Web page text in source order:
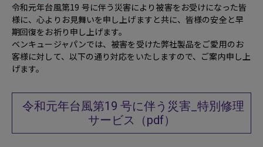
令和元年台風第19 号に伴う災害により被害をお受けになった皆
様に、心よりお見舞いを申し上げますと共に、皆様の安全と早
期回復をお祈り申し上げます。
ベンキュージャパンでは、被害を受けた弊社製品をご愛用のお
客様に対して、以下の通り対応をいたしますので、ご案内申し上
げます。
令和元年台風第19 号に伴う災害_特別修理
サービス（pdf）